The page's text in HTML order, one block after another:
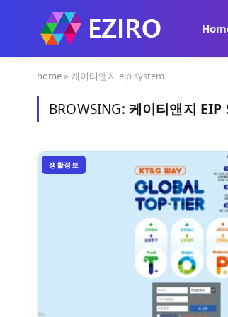
home » 케이티앤지 eip system
BROWSING: 케이티앤지 EIP
생활정보